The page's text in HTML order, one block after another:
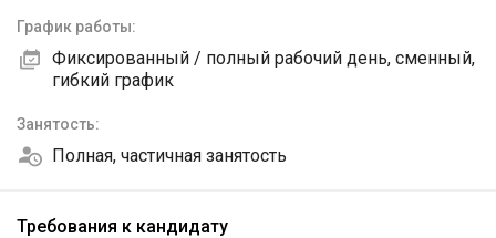
График работы:
Фиксированный / полный рабочий день, сменный,
гибкий график
Занятость:
Полная, частичная занятость
Требования к кандидату